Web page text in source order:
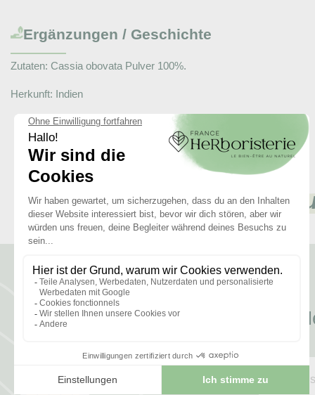
Ergänzungen / Geschichte
Zutaten: Cassia obovata Pulver 100%.
Herkunft: Indien
Die